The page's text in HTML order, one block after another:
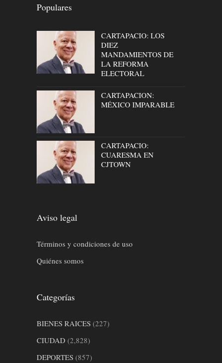
Populares
CARTAPACIO: LOS
DIEZ
MANDAMIENTOS DE
LA REFORMA
ELECTORAL
CARTAPACION:
MÉXICO IMPARABLE
CARTAPACIO:
CUARESMA EN
CJTOWN
Aviso legal
Términos y condiciones de uso
Quiénes somos
Categorías
BIENES RAICES (227)
CIUDAD (2,828)
DEPORTES (857)